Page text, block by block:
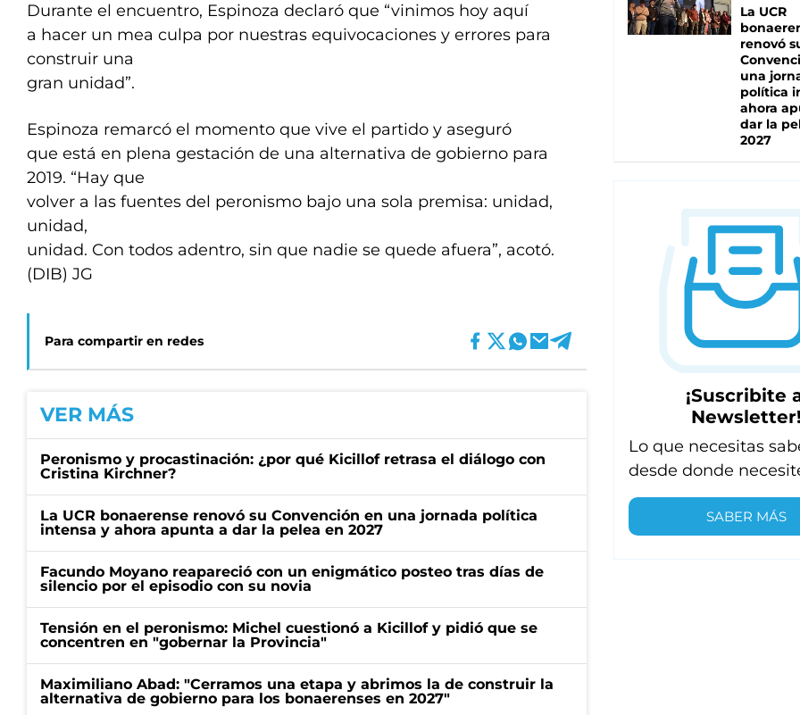
Durante el encuentro, Espinoza declaró que “vinimos hoy aquí
a hacer un mea culpa por nuestras equivocaciones y errores para
construir una
gran unidad”.
Espinoza remarcó el momento que vive el partido y aseguró
que está en plena gestación de una alternativa de gobierno para
2019. “Hay que
volver a las fuentes del peronismo bajo una sola premisa: unidad,
unidad,
unidad. Con todos adentro, sin que nadie se quede afuera”, acotó.
(DIB) JG
Para compartir en redes
VER MÁS
Peronismo y procastinación: ¿por qué Kicillof retrasa el diálogo con
Cristina Kirchner?
La UCR bonaerense renovó su Convención en una jornada política
intensa y ahora apunta a dar la pelea en 2027
Facundo Moyano reapareció con un enigmático posteo tras días de
silencio por el episodio con su novia
Tensión en el peronismo: Michel cuestionó a Kicillof y pidió que se
concentren en "gobernar la Provincia"
Maximiliano Abad: "Cerramos una etapa y abrimos la de construir la
alternativa de gobierno para los bonaerenses en 2027"
La UCR
renovó
una
política
ahora
dar la
2027
¡Suscribite
Newsletter!
Lo que necesitas
desde donde
SABER MÁS